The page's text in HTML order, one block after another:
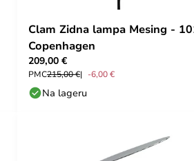
Clam Zidna lampa Mesing -
Copenhagen
209,00 €
PMC215,00 € -6,00 €
Na lageru